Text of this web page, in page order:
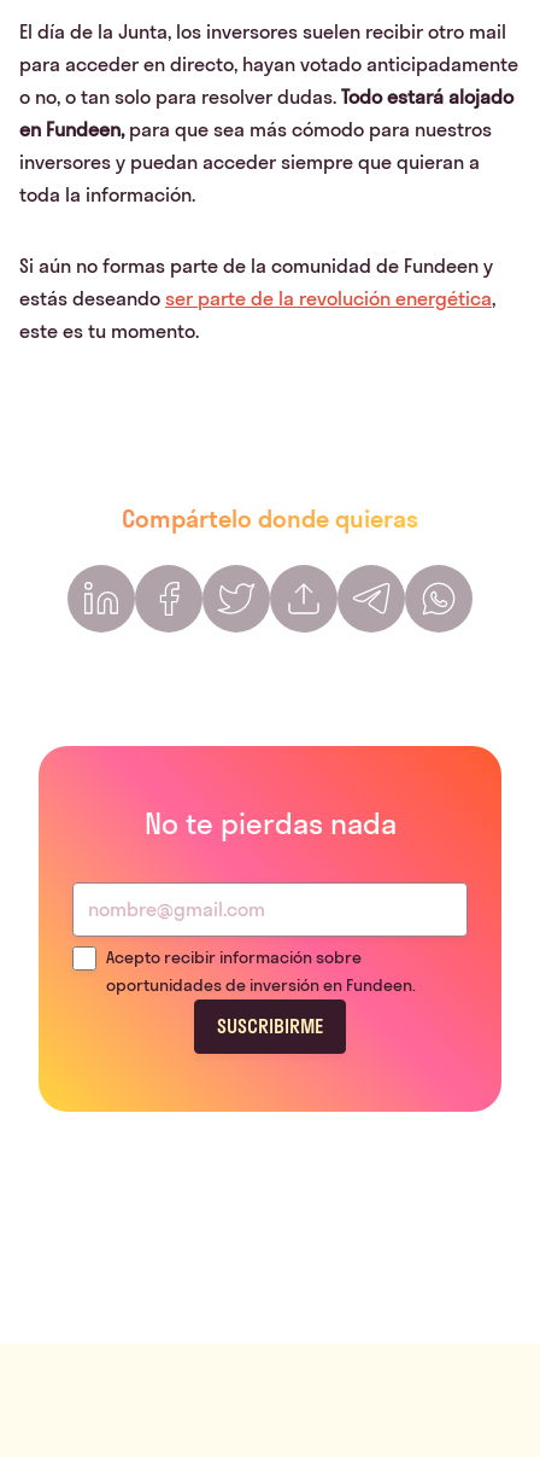
El día de la Junta, los inversores suelen recibir otro mail
para acceder en directo, hayan votado anticipadamente
o no, o tan solo para resolver dudas. Todo estará alojado
en Fundeen,para que sea más cómodo para nuestros
inversores y puedan acceder siempre que quieran a
toda la información.
Si aún no formas parte de la comunidad de Fundeen y
estás deseando ser parte de la revolución energética,
este es tu momento.
Compártelo donde quieras
No te pierdas nada
Acepto recibir información sobre
oportunidades de inversión en Fundeen.
SUSCRIBIRME